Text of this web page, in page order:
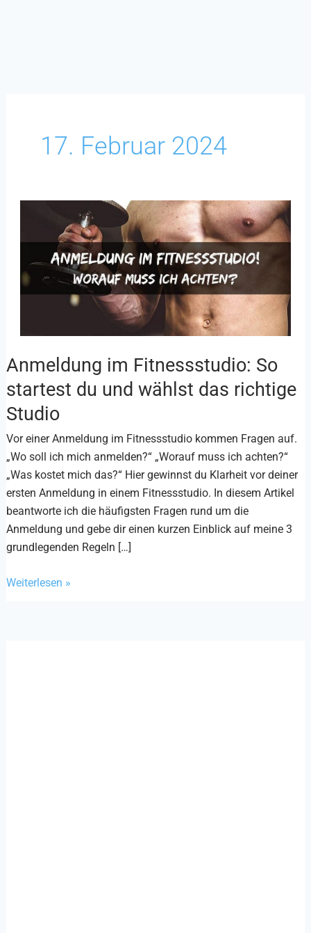
17. Februar 2024
Anmeldung im Fitnessstudio: So
startest du und wählst das richtige
Studio
Vor einer Anmeldung im Fitnessstudio kommen Fragen auf.
„Wo soll ich mich anmelden?“ „Worauf muss ich achten?“
„Was kostet mich das?“ ​​Hier gewinnst du Klarheit vor deiner
ersten Anmeldung in einem Fitnessstudio. In diesem Artikel
beantworte ich die häufigsten Fragen rund um die
Anmeldung und gebe dir einen kurzen Einblick auf ​meine 3
grundlegenden Regeln […]
Anmeldung
Fitnessstudio:
So
startest
du
und
wählst
das
richtige
Studio
Weiterlesen »